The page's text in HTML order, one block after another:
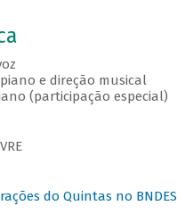
e direção musical
(participação especial)
do Quintas no BNDES